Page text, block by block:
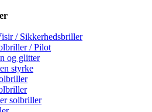
/ Sikkerhedsbriller
/ Pilot
og glitter
styrke
solbriller